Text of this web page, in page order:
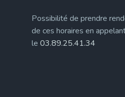
Possibilité de prendre
de ces horaires en
le 03.89.25.41.34